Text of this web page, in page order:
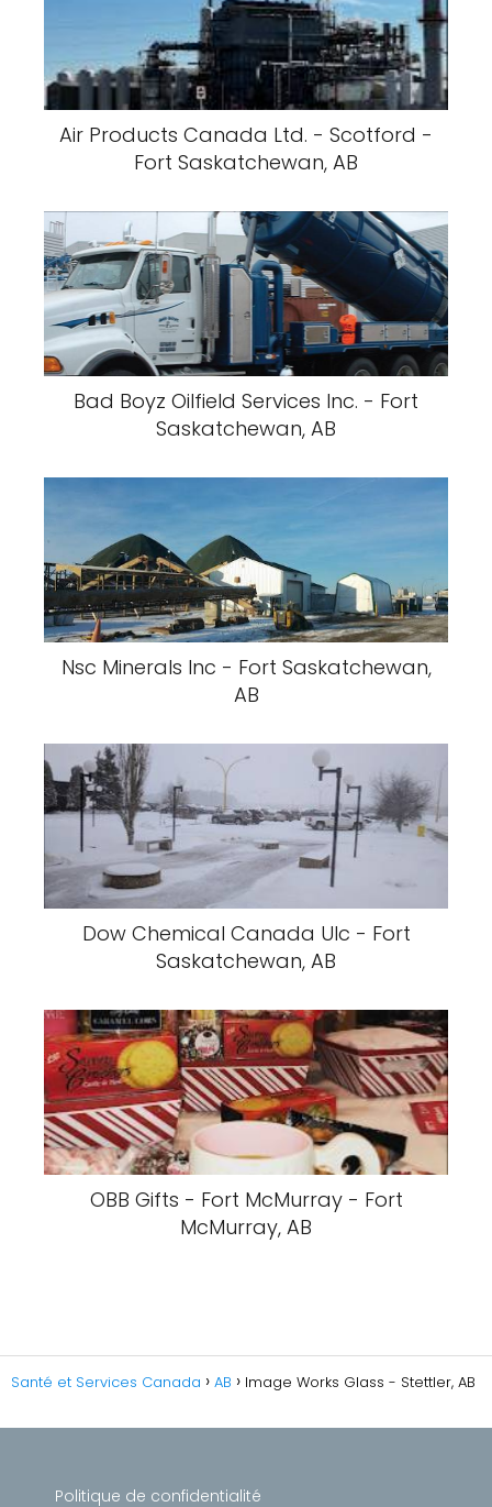
Air Products Canada Ltd. - Scotford -
Fort Saskatchewan, AB
Bad Boyz Oilfield Services Inc. - Fort
Saskatchewan, AB
Nsc Minerals Inc - Fort Saskatchewan,
AB
Dow Chemical Canada Ulc - Fort
Saskatchewan, AB
OBB Gifts - Fort McMurray - Fort
McMurray, AB
Santé et Services Canada AB Image Works Glass - Stettler, AB
Politique de confidentialité